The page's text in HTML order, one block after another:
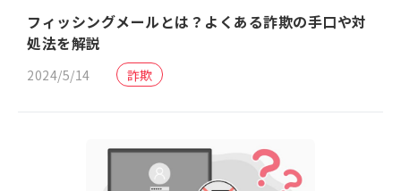
フィッシングメールとは？よくある詐欺の手口や対
処法を解説
2024/5/14 詐欺